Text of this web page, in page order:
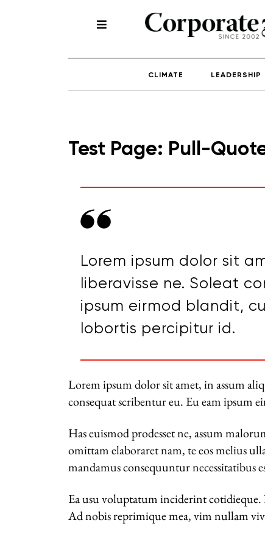
CLIMATE LEADERSHIP
Test Page: Pull-
Lorem ipsum dolor sit
liberavisse ne. Soleat
ipsum eirmod blandit,
lobortis percipitur id.
Lorem ipsum dolor sit amet, in assum
consequat scribentur eu. Eu eam ipsum
Has euismod prodesset ne, assum
omittam elaboraret nam, te eos melius
mandamus consequuntur necessitatibus
Ea usu voluptatum inciderint cotidieque.
Ad nobis reprimique mea, vim nullam